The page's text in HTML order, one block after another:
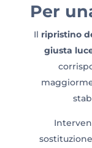
Per
Il ripristino
giusta